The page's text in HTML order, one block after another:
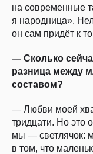
на современные
я народница».
он сам придёт к
— Сколько
разница между
составом?
— Любви моей
тридцати. Но это
мы — светлячок:
в том, что